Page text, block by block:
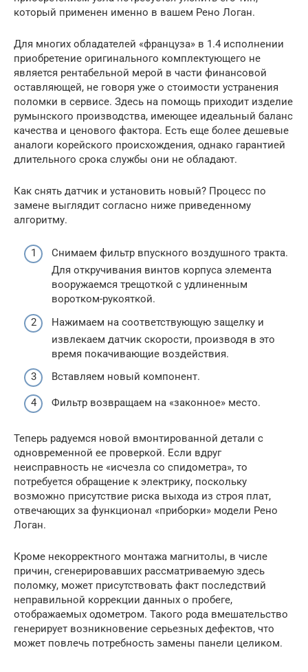
который применен именно в вашем Рено Логан.
Для многих обладателей «француза» в 1.4 исполнении
приобретение оригинального комплектующего не
является рентабельной мерой в части финансовой
оставляющей, не говоря уже о стоимости устранения
поломки в сервисе. Здесь на помощь приходит изделие
румынского производства, имеющее идеальный баланс
качества и ценового фактора. Есть еще более дешевые
аналоги корейского происхождения, однако гарантией
длительного срока службы они не обладают.
Как снять датчик и установить новый? Процесс по
замене выглядит согласно ниже приведенному
алгоритму.
Снимаем фильтр впускного воздушного тракта.
Для откручивания винтов корпуса элемента
вооружаемся трещоткой с удлиненным
воротком-рукояткой.
Нажимаем на соответствующую защелку и
извлекаем датчик скорости, производя в это
время покачивающие воздействия.
Вставляем новый компонент.
Фильтр возвращаем на «законное» место.
Теперь радуемся новой вмонтированной детали с
одновременной ее проверкой. Если вдруг
неисправность не «исчезла со спидометра», то
потребуется обращение к электрику, поскольку
возможно присутствие риска выхода из строя плат,
отвечающих за функционал «приборки» модели Рено
Логан.
Кроме некорректного монтажа магнитолы, в числе
причин, сгенерировавших рассматриваемую здесь
поломку, может присутствовать факт последствий
неправильной коррекции данных о пробеге,
отображаемых одометром. Такого рода вмешательство
генерирует возникновение серьезных дефектов, что
может повлечь потребность замены панели целиком.